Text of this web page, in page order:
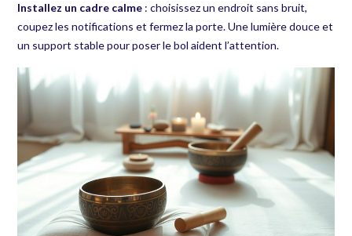
Installez un cadre calme : choisissez un endroit sans bruit,
coupez les notifications et fermez la porte. Une lumière douce et
un support stable pour poser le bol aident l’attention.